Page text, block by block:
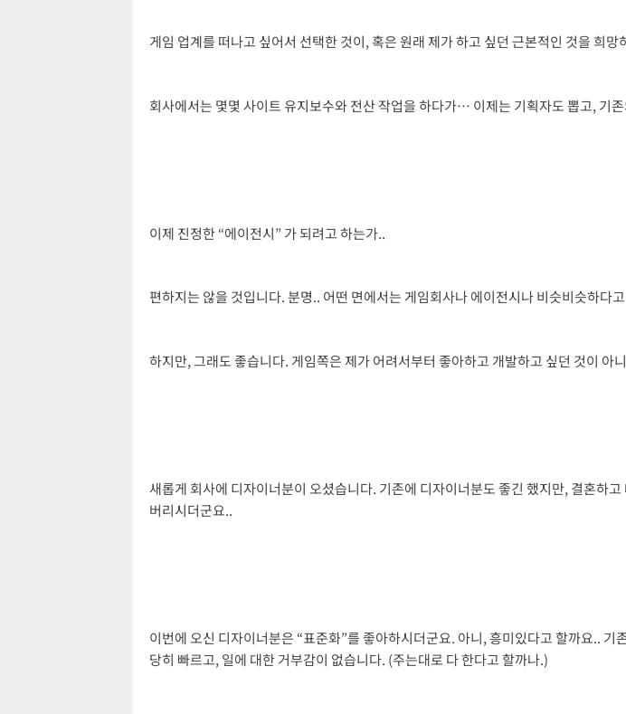
게임 업계를 떠나고 싶어서 선택한 것이, 혹은 원래 제가 하고 싶던 근본적인 것을 희
회사에서는 몇몇 사이트 유지보수와 전산 작업을 하다가… 이제는 기획자도 뽑고, 기
이제 진정한 “에이전시” 가 되려고 하는가..
편하지는 않을 것입니다. 분명.. 어떤 면에서는 게임회사나 에이전시나 비슷비슷하다
하지만, 그래도 좋습니다. 게임쪽은 제가 어려서부터 좋아하고 개발하고 싶던 것이 아
새롭게 회사에 디자이너분이 오셨습니다. 기존에 디자이너분도 좋긴 했지만, 결혼하
버리시더군요..
이번에 오신 디자이너분은 “표준화”를 좋아하시더군요. 아니, 흥미있다고 할까요..
당히 빠르고, 일에 대한 거부감이 없습니다. (주는대로 다 한다고 할까나.)